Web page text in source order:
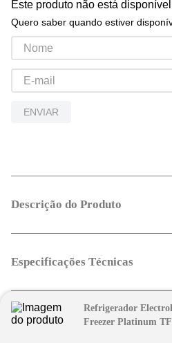
Este produto não está
Quero saber quando estiver
ENVIAR
Descrição do Produto
Especificações Técnicas
Refrigerador
Freezer Platinum